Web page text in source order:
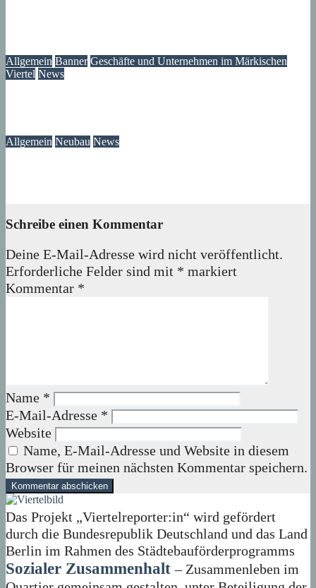
Allgemein Banner Geschäfte und Unternehmen im Märkischen
Viertel News
Allgemein Neubau News
Schreibe einen Kommentar
Deine E-Mail-Adresse wird nicht veröffentlicht.
Erforderliche Felder sind mit * markiert
Kommentar *
Name *
E-Mail-Adresse *
Website
Name, E-Mail-Adresse und Website in diesem
Browser für meinen nächsten Kommentar speichern.
Das Projekt „Viertelreporter:in“ wird gefördert
durch die Bundesrepublik Deutschland und das Land
Berlin im Rahmen des Städtebauförderprogramms
Sozialer Zusammenhalt – Zusammenleben im